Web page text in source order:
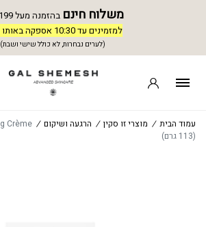
משלוח חינם בהזמנה מעל 199 ש״ח
למזמינים עד 10:30 אספקה באותו היום
(לערים נבחרות, לא כולל שישי ושבת)
עמוד הבית / מוצרי זו סקין / הרגעה ושיקום /
(113 גרם)